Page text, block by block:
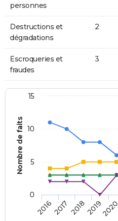
personnes
Destructions et
dégradations
2
Escroqueries et
fraudes
3
Nombre de faits
20162017 201820192020
0
5
10
15